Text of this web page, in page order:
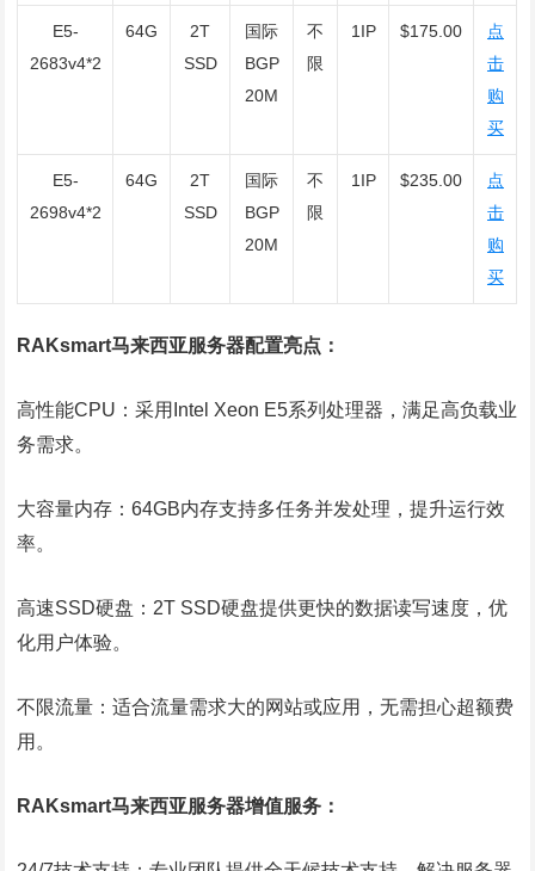
E5-
2683v4*2
64G
2T
SSD
国际
BGP
20M
不
限
1IP $175.00
点
击
购
买
E5-
2698v4*2
64G
2T
SSD
国际
BGP
20M
不
限
1IP $235.00
点
击
购
买
RAKsmart马来西亚服务器配置亮点：
高性能CPU：采用Intel Xeon E5系列处理器，满足高负载业
务需求。
大容量内存：64GB内存支持多任务并发处理，提升运行效
率。
高速SSD硬盘：2T SSD硬盘提供更快的数据读写速度，优
化用户体验。
不限流量：适合流量需求大的网站或应用，无需担心超额费
用。
RAKsmart马来西亚服务器增值服务：